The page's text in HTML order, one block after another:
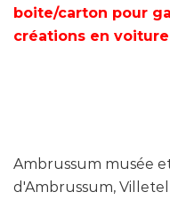
boite/carton pour
créations en voiture
Ambrussum musée
d'Ambrussum,